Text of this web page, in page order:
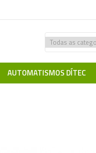
AUTOMATISMOS DÍTEC